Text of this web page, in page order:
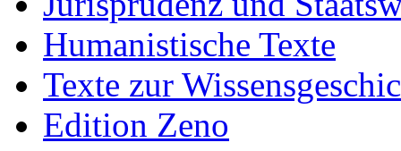
Humanistische Texte
Texte zur
Edition Zeno